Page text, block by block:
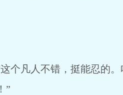
凡人不错，挺能忍的。
”